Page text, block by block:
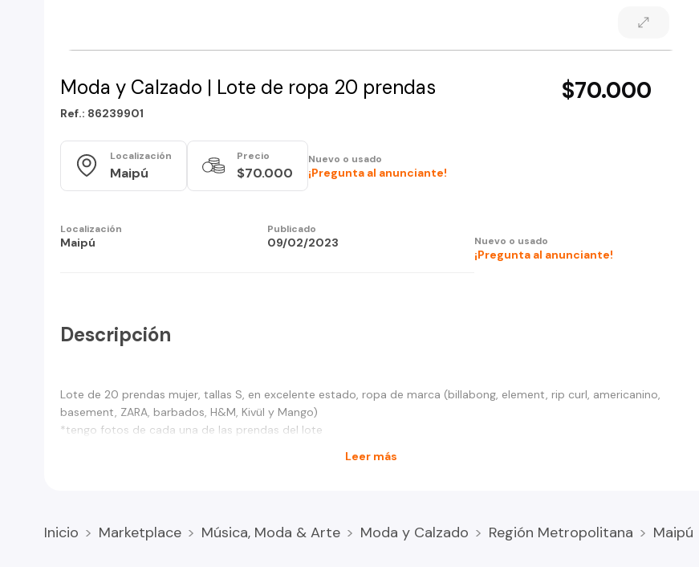
Moda y Calzado | Lote de ropa 20 prendas $70.000
Ref.: 86239901
Localización
Maipú
Precio
$70.000
Nuevo o usado
¡Pregunta al anunciante!
Localización
Maipú
Publicado
09/02/2023 Nuevo o usado
¡Pregunta al anunciante!
Descripción
Lote de 20 prendas mujer, tallas S, en excelente estado, ropa de marca (billabong, element, rip curl, americanino,
basement, ZARA, barbados, H&M, Kivül y Mango)
*tengo fotos de cada una de las prendas del lote
Leer más
Inicio Marketplace Música, Moda & Arte Moda y Calzado Región Metropolitana Maipú